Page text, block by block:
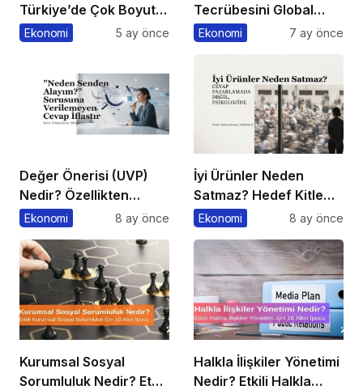
Türkiye’de Çok Boyutlu
Marka Hamlesi
Ekonomi 5 ay önce
Tecrübesini Global
Başarıya Dönüştürüyor
Ekonomi 7 ay önce
Değer Önerisi (UVP)
Nedir? Özellikten
Faydaya Geçiş
Ekonomi 8 ay önce
İyi Ürünler Neden
Satmaz? Hedef Kitle
Yanılgısı
Ekonomi 8 ay önce
Kurumsal Sosyal
Sorumluluk Nedir? Etkili
Halkla İlişkiler Yönetimi
Nedir? Etkili Halkla